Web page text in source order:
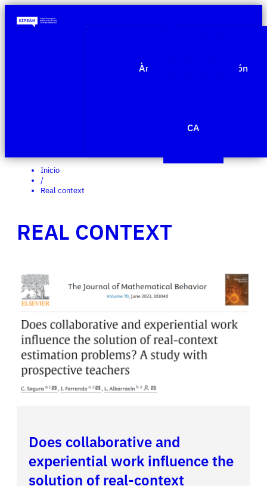
Àmbitos de investigación
CA
Inicio
/
Real context
REAL CONTEXT
Does collaborative and
experiential work influence the
solution of real-context